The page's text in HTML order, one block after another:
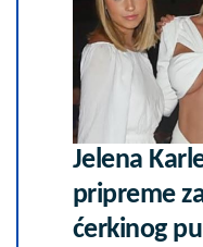
Jelena
pripreme
ćerkinog